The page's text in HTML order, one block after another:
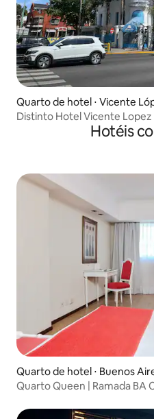
Quarto de hotel ⋅ Vicente
Distinto Hotel Vicente Lopez
Hotéis
Quarto de hotel ⋅ Buenos
Quarto Queen | Ramada BA